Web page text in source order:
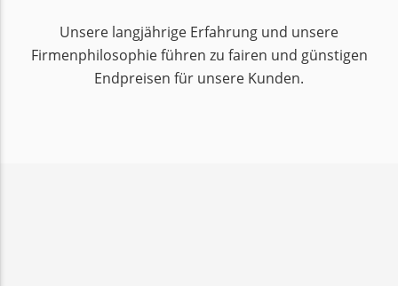
Unsere langjährige Erfahrung und unsere
Firmenphilosophie führen zu fairen und günstigen
Endpreisen für unsere Kunden.